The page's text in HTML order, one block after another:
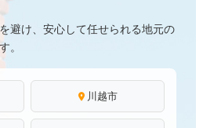
避け、安心して任せられる地元の
。
川越市